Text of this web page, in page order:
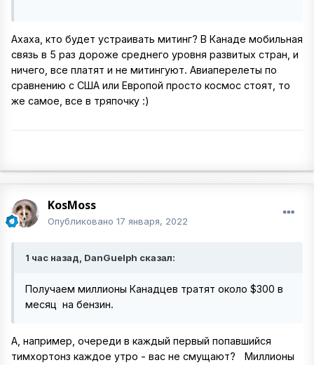
Ахаха, кто будет устраивать митинг? В Канаде мобильная
связь в 5 раз дороже среднего уровня развитых стран, и
ничего, все платят и не митингуют. Авиаперелеты по
сравнению с США или Европой просто космос стоят, то
же самое, все в тряпочку :)
KosMoss
Опубликовано 17 января, 2022
1 час назад, DanGuelph сказал:
Получаем миллионы Канадцев тратят около $300 в
месяц на бензин.
А, например, очереди в каждый первый попавшийся
тимхортонз каждое утро - вас не смущают?
Миллионы